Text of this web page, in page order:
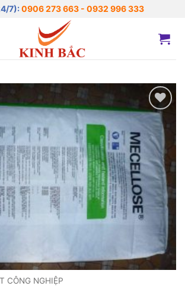
7): 0906 273 663 - 0932 996 333
Add to
wishlist
CÔNG NGHIỆP